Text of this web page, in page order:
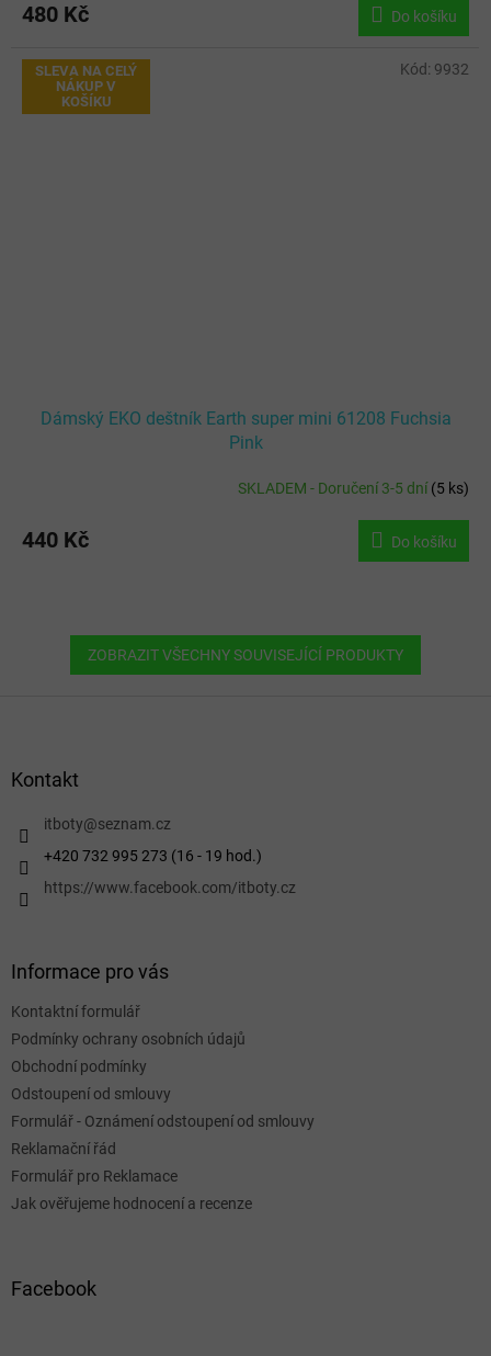
480 Kč Do košíku
SLEVA NA CELÝ
NÁKUP V
KOŠÍKU
Dámský EKO deštník Earth super mini 61208 Fuchsia
Pink
SKLADEM - Doručení 3-5 dní(5 ks)
440 Kč Do košíku
Kód: 9932
ZOBRAZIT VŠECHNY SOUVISEJÍCÍ PRODUKTY
Kontakt
itboty@seznam.cz
+420 732 995 273 (16 - 19 hod.)
https://www.facebook.com/itboty.cz
Informace pro vás
Kontaktní formulář
Podmínky ochrany osobních údajů
Obchodní podmínky
Odstoupení od smlouvy
Formulář - Oznámení odstoupení od smlouvy
Reklamační řád
Formulář pro Reklamace
Jak ověřujeme hodnocení a recenze
Facebook